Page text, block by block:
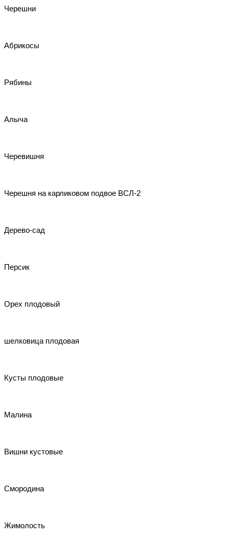
Черешни
Абрикосы
Рябины
Алыча
Черевишня
Черешня на карликовом подвое ВСЛ-2
Дерево-сад
Персик
Орех плодовый
шелковица плодовая
Кусты плодовые
Малина
Вишни кустовые
Смородина
Жимолость